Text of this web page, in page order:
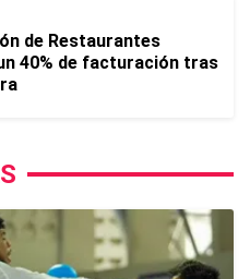
de Restaurantes
40% de facturación tras